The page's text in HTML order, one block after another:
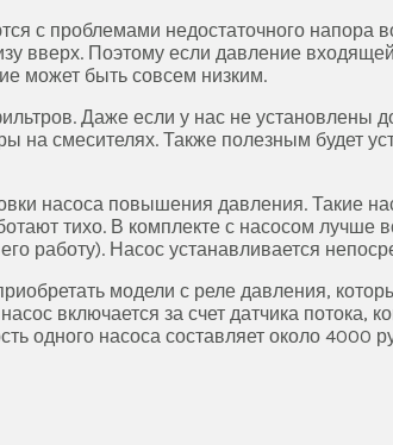
с проблемами недостаточного напора
вверх. Поэтому если давление
может быть совсем низким.
Даже если у нас не установлены
на смесителях. Также полезным будет
насоса повышения давления. Такие
тихо. В комплекте с насосом лучше
работу). Насос устанавливается
модели с реле давления,
включается за счет датчика потока,
одного насоса составляет около 4000